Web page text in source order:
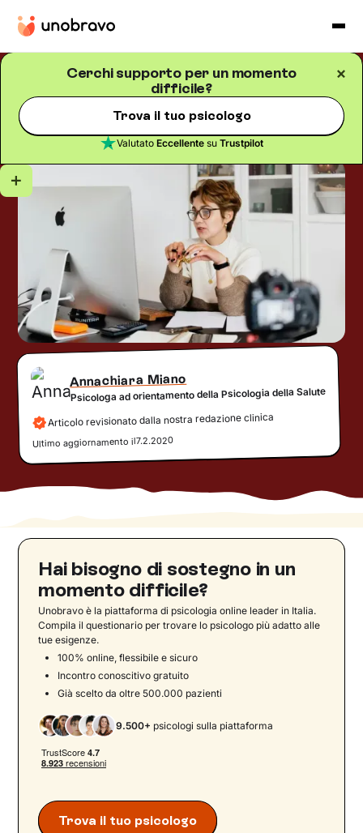
Cerchi supporto per un momento
difficile?
Trova il tuo psicologo
Valutato Eccellentesu Trustpilot
Psicologia della salute 5
La psicologa risponde:
intervista di Cistite.info
Annachiara Miano
Psicologa ad orientamento della Psicologia della Salute
Articolo revisionato dalla nostra redazione clinica
Ultimo aggiornamento il7.2.2020
Hai bisogno di sostegno in un
momento difficile?
Unobravo è la piattaforma di psicologia online leader in Italia.
Compila il questionario per trovare lo psicologo più adatto alle
tue esigenze.
Trova il tuo psicologo
100% online, flessibile e sicuro
Incontro conoscitivo gratuito
Già scelto da oltre 500.000 pazienti
9.500+ psicologi sulla piattaforma